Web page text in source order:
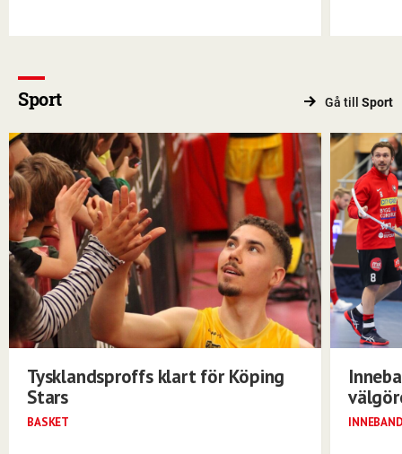
Sport Gå till Sport
Tysklandsproffs klart för Köping
Stars
BASKET